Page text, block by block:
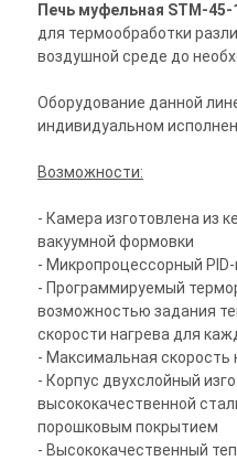
Печь муфельная STM-45-
для термообработки
воздушной среде до
Оборудование данной
индивидуальном
Возможности:
- Камера изготовлена из
вакуумной формовки
- Микропроцессорный
- Программируемый
возможностью задания
скорости нагрева для
- Максимальная скорость
- Корпус двухслойный
высококачественной
порошковым покрытием
- Высококачественный